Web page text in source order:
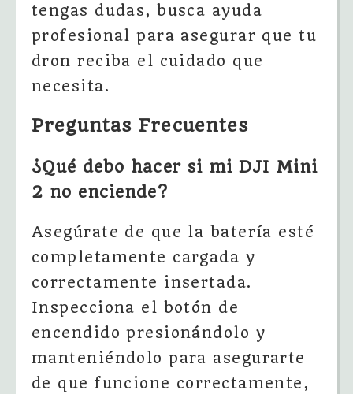
tengas dudas, busca ayuda
profesional para asegurar que tu
dron reciba el cuidado que
necesita.
Preguntas Frecuentes
¿Qué debo hacer si mi DJI Mini
2 no enciende?
Asegúrate de que la batería esté
completamente cargada y
correctamente insertada.
Inspecciona el botón de
encendido presionándolo y
manteniéndolo para asegurarte
de que funcione correctamente,